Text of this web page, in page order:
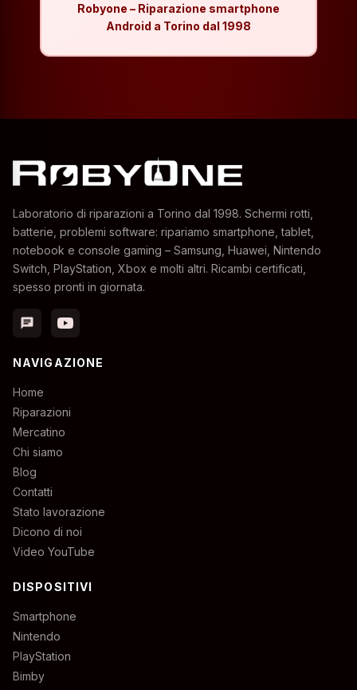
Robyone – Riparazione smartphone
Android a Torino dal 1998
Laboratorio di riparazioni a Torino dal 1998. Schermi rotti,
batterie, problemi software: ripariamo smartphone, tablet,
notebook e console gaming – Samsung, Huawei, Nintendo
Switch, PlayStation, Xbox e molti altri. Ricambi certificati,
spesso pronti in giornata.
chat
NAVIGAZIONE
Home
Riparazioni
Mercatino
Chi siamo
Blog
Contatti
Stato lavorazione
Dicono di noi
Video YouTube
DISPOSITIVI
Smartphone
Nintendo
PlayStation
Bimby